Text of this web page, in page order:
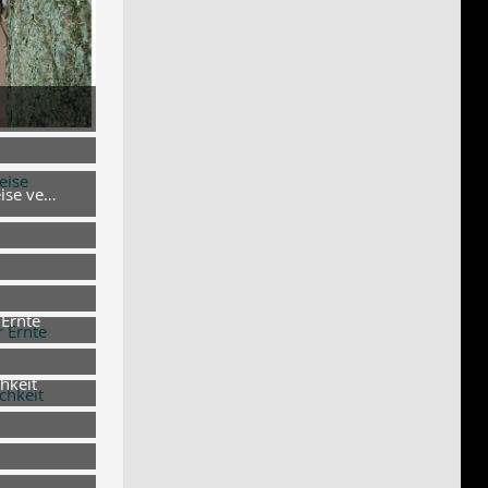
17:29
verboten
17:29
17:29
17:29
17:29
16:52
19:27
19:26